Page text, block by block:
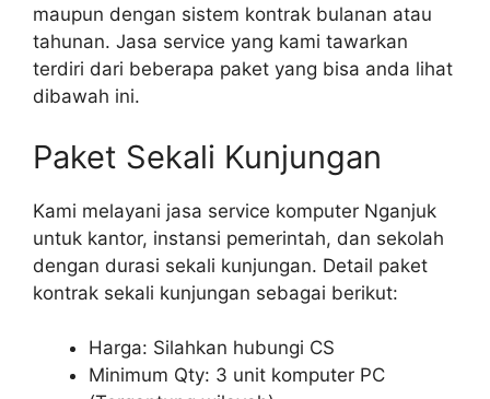
maupun dengan sistem kontrak bulanan atau
tahunan. Jasa service yang kami tawarkan
terdiri dari beberapa paket yang bisa anda lihat
dibawah ini.
Paket Sekali Kunjungan
Kami melayani jasa service komputer Nganjuk
untuk kantor, instansi pemerintah, dan sekolah
dengan durasi sekali kunjungan. Detail paket
kontrak sekali kunjungan sebagai berikut:
Harga: Silahkan hubungi CS
Minimum Qty: 3 unit komputer PC